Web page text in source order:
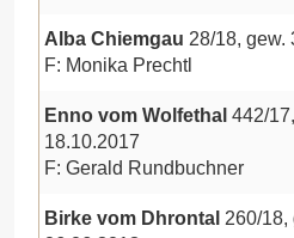
Alba Chiemgau 28/18, gew.
F: Monika Prechtl
Enno vom Wolfethal 442/
18.10.2017
F: Gerald Rundbuchner
Birke vom Dhrontal 260/18,